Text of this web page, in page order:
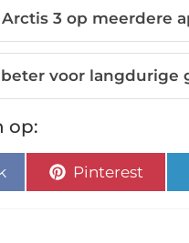
3 op meerdere
voor langdurige
op:
Pinterest